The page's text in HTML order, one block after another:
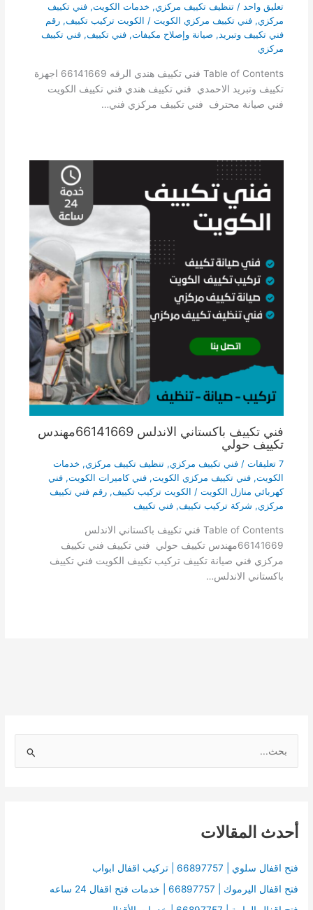
تعليق واحد / تنظيف تكييف مركزي, خدمات الكويت, فني تكييف
مركزي, فني تكييف مركزي الكويت/ الكويت تركيب تكييف, رقم
فني تكييف وتبريد, صيانة وإصلاح مكيفات, فني تكييف, فني تكييف
مركزي
Table of Contents فني تكييف هندي الرقه 66141669 اجهزة
تكييف وتبريد الاحمدي فني تكييف هندي فني تكييف الكويت
فني صيانة محترف فني تكييف مركزي فني…
فني تكييف باكستاني الاندلس 66141669مهندس
تكييف حولي
7 تعليقات / فني تكييف مركزي, تنظيف تكييف مركزي, خدمات
الكويت, فني تكييف مركزي الكويت, فني كاميرات الكويت, فني
كهربائي منازل الكويت/ الكويت تركيب تكييف, رقم فني تكييف
مركزي, شركة تركيب تكييف, فني تكييف
Table of Contents فني تكييف باكستاني الاندلس
66141669مهندس تكييف حولي فني تكييف فني تكييف
مركزي فني صيانة تكييف تركيب تكييف الكويت فني تكييف
باكستاني الاندلس…
ث
ن
:
أحدث المقالات
فتح اقفال سلوي | 66897757 | تركيب اقفال ابواب
فتح اقفال اليرموك | 66897757 | خدمات فتح اقفال 24 ساعه